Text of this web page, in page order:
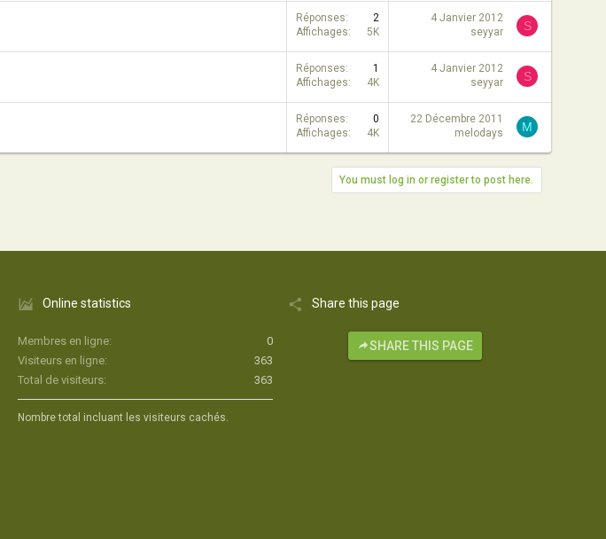
Réponses
2
Affichages
5K
4 Janvier 2012
seyyar
S
Réponses
1
Affichages
4K
4 Janvier 2012
seyyar
S
Réponses
0
Affichages
4K
22 Décembre 2011
melodays
M
You must log in or register to post here.
Online statistics
Membres en ligne
0
Visiteurs en ligne
363
Total de visiteurs
363
Nombre total incluant les visiteurs cachés.
Share this page
SHARE THIS PAGE